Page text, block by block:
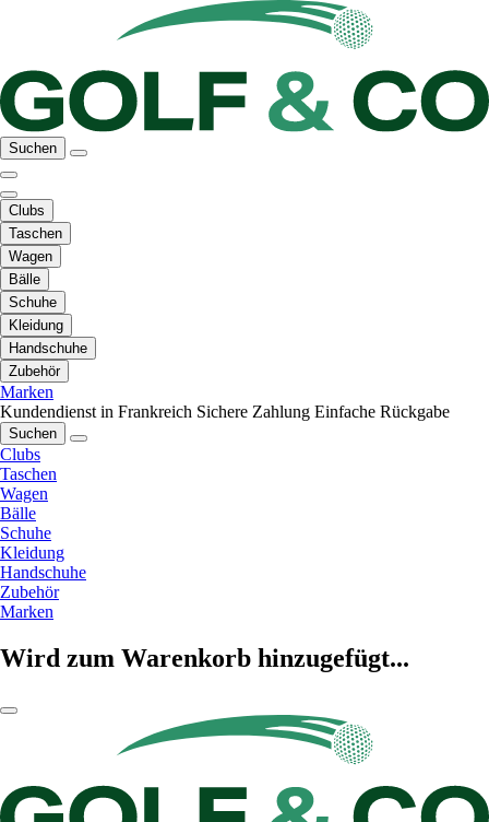
Suchen
Clubs
Taschen
Wagen
Bälle
Schuhe
Kleidung
Handschuhe
Zubehör
Marken
Kundendienst in Frankreich Sichere Zahlung Einfache Rückgabe
Suchen
Clubs
Taschen
Wagen
Bälle
Schuhe
Kleidung
Handschuhe
Zubehör
Marken
Wird zum Warenkorb hinzugefügt...